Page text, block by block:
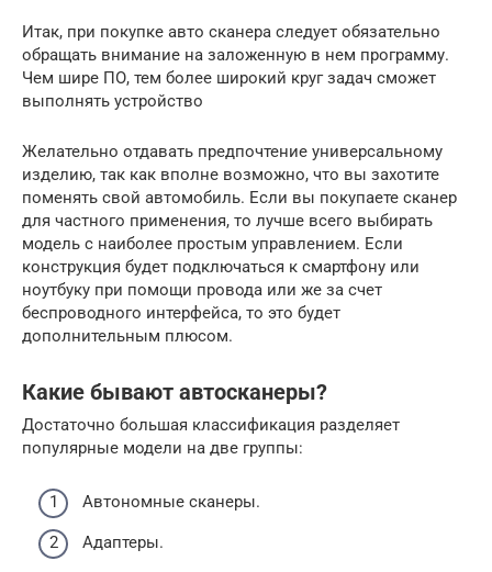
Итак, при покупке авто сканера следует обязательно
обращать внимание на заложенную в нем программу.
Чем шире ПО, тем более широкий круг задач сможет
выполнять устройство
Желательно отдавать предпочтение универсальному
изделию, так как вполне возможно, что вы захотите
поменять свой автомобиль. Если вы покупаете сканер
для частного применения, то лучше всего выбирать
модель с наиболее простым управлением. Если
конструкция будет подключаться к смартфону или
ноутбуку при помощи провода или же за счет
беспроводного интерфейса, то это будет
дополнительным плюсом.
Какие бывают автосканеры?
Достаточно большая классификация разделяет
популярные модели на две группы:
Автономные сканеры.
Адаптеры.